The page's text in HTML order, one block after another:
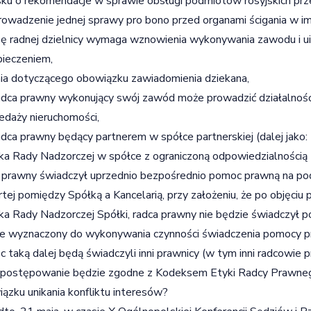
jednej sprawy pro bono przed organami ścigania w
radnej dzielnicy wymaga wznowienia wykonywania zawodu i
dotyczącego obowiązku zawiadomienia dziekana,
prawny wykonujący swój zawód może prowadzić
nieruchomości,
prawny będący partnerem w spółce partnerskiej (dalej
Rady Nadzorczej w spółce z ograniczoną
świadczył uprzednio bezpośrednio pomoc prawną na
pomiędzy Spółką a Kancelarią, przy założeniu, że po
Rady Nadzorczej Spółki, radca prawny nie będzie świadczył
wyznaczony do wykonywania czynności świadczenia pomocy
taką dalej będą świadczyli inni prawnicy (w tym inni radcowie
będzie zgodne z Kodeksem Etyki Radcy
unikania konfliktu interesów?